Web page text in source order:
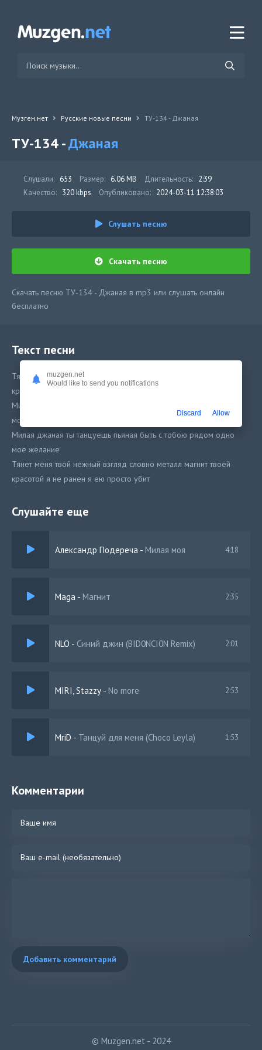
Музген.нет Русские новые песни ТУ-134 - Джаная
ТУ-134 -Джаная
Слушали: 653 Размер: 6.06 MB Длительность: 2:39
Качество: 320 kbps Опубликовано: 2024-03-11 12:38:03
Слушать песню
Скачать песню
Скачать песню ТУ-134 - Джаная в mp3 или слушать онлайн
бесплатно
Текст песни
Тянет меня твой нежный взгляд словно металл магнит твоей
красотой я не ранен я ею просто убит
Милая джаная ты танцуешь пьяная быть с тобою рядом одно
мое желание
Милая джаная ты танцуешь пьяная быть с тобою рядом одно
мое желание
Тянет меня твой нежный взгляд словно металл магнит твоей
красотой я не ранен я ею просто убит
вижу где то в дали градусы в алкоголе
Слушайте еще
Александр Подереча - Милая моя 4:18
Maga - Магнит 2:35
NLO - Синий джин (BID0NCI0N Remix) 2:01
MIRI, Stazzy - No more 2:53
MriD - Танцуй для меня (Choco Leyla) 1:53
Комментарии
Добавить комментарий
© Muzgen.net - 2024
muzgen.net
Would like to send you notifications
Discard Allow